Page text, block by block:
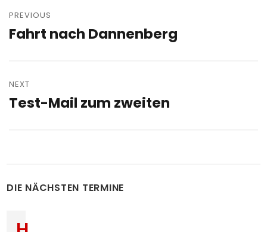
navigation
PREVIOUS
Previous
Fahrt nach Dannenberg
NEXT
Next
Test-Mail zum zweiten
DIE NÄCHSTEN TERMINE